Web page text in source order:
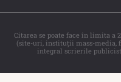
Citarea se poate face în limita a
(site-uri, instituţii mass-media,
integral scrierile